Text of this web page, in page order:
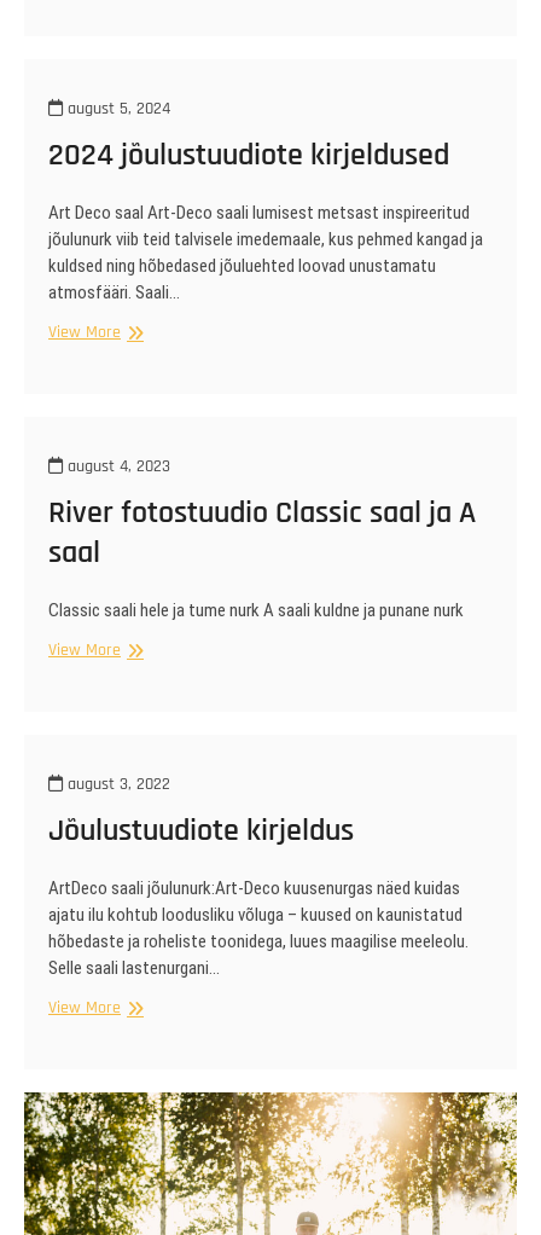
august 5, 2024
2024 jõulustuudiote kirjeldused
Art Deco saal Art-Deco saali lumisest metsast inspireeritud
jõulunurk viib teid talvisele imedemaale, kus pehmed kangad ja
kuldsed ning hõbedased jõuluehted loovad unustamatu
atmosfääri. Saali…
View More 2024
august 4, 2023
River fotostuudio Classic saal ja A
saal
Classic saali hele ja tume nurk A saali kuldne ja punane nurk
View More River
A
august 3, 2022
Jõulustuudiote kirjeldus
ArtDeco saali jõulunurk:Art-Deco kuusenurgas näed kuidas
ajatu ilu kohtub loodusliku võluga – kuused on kaunistatud
hõbedaste ja roheliste toonidega, luues maagilise meeleolu.
Selle saali lastenurgani…
View More Jõulustuudiote